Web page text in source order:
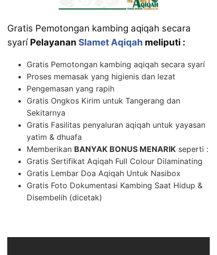
Gratis Pemotongan kambing aqiqah secara
syarí Pelayanan Slamet Aqiqah meliputi :
Gratis Pemotongan kambing aqiqah secara syarí
Proses memasak yang higienis dan lezat
Pengemasan yang rapih
Gratis Ongkos Kirim untuk Tangerang dan
Sekitarnya
Gratis Fasilitas penyaluran aqiqah untuk yayasan
yatim & dhuafa
Memberikan BANYAK BONUS MENARIK seperti :
Gratis Sertifikat Aqiqah Full Colour Dilaminating
Gratis Lembar Doa Aqiqah Untuk Nasibox
Gratis Foto Dokumentasi Kambing Saat Hidup &
Disembelih (dicetak)